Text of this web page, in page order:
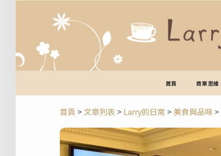
內
容
首頁 商業思維
首頁 >文章列表 > Larry的日常 > 美食與品味 >